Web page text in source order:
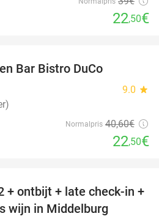
22,50€
Bar Bistro DuCo
9.0 star
Normalpris 40,60€
22,50€
52%
+ ontbijt + late check-in +
wijn in Middelburg